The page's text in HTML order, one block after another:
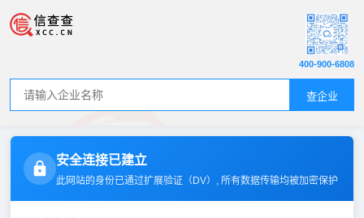
查企业
400-900-6808
安全连接已建立
此网站的身份已通过扩展验证（DV）, 所有数据传输均被加密保护